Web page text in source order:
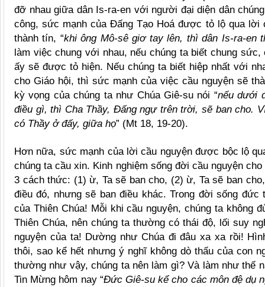
đỡ nhau giữa dân Is-ra-en với người đại diện dân
công, sức mạnh của Đấng Tạo Hoá được tỏ lộ qua
thành tín, “khi ông Mô-sê giơ tay lên, thì dân Is-ra-en
làm việc chung với nhau, nếu chúng ta biết chung
ấy sẽ được tỏ hiện. Nếu chúng ta biết hiệp nhất với
cho Giáo hội, thì sức mạnh của việc cầu nguyện sẽ
kỳ vọng của chúng ta như Chúa Giê-su nói “nếu dưới
điều gì, thì Cha Thầy, Đấng ngự trên trời, sẽ ban cho.
có Thầy ở đấy, giữa họ” (Mt 18, 19-20).
Hơn nữa, sức mạnh của lời cầu nguyện được bộc lộ
chúng ta cầu xin. Kinh nghiệm sống đời cầu nguyện
3 cách thức: (1) ừ, Ta sẽ ban cho, (2) ừ, Ta sẽ ban
điều đó, nhưng sẽ ban điều khác. Trong đời sống
của Thiên Chúa! Mỗi khi cầu nguyện, chúng ta không
Thiên Chúa, nên chúng ta thường có thái độ, lối suy
nguyện của ta! Dường như Chúa đi đâu xa xa rồi!
thôi, sao kể hết nhưng ý nghĩ không dò thấu của con
thường như vậy, chúng ta nên làm gì? Và làm như thế
Tin Mừng hôm nay “Đức Giê-su kể cho các môn đệ dụ